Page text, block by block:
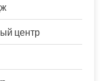
центр